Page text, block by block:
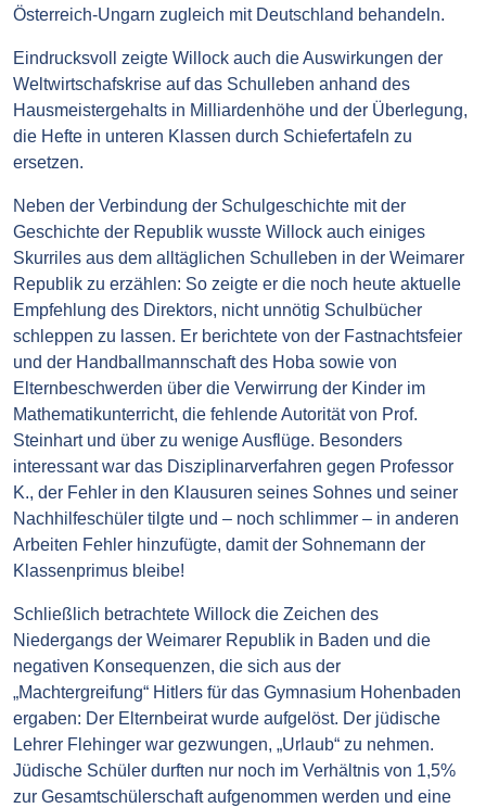
Österreich-Ungarn zugleich mit Deutschland behandeln.
Eindrucksvoll zeigte Willock auch die Auswirkungen der
Weltwirtschafskrise auf das Schulleben anhand des
Hausmeistergehalts in Milliardenhöhe und der Überlegung,
die Hefte in unteren Klassen durch Schiefertafeln zu
ersetzen.
Neben der Verbindung der Schulgeschichte mit der
Geschichte der Republik wusste Willock auch einiges
Skurriles aus dem alltäglichen Schulleben in der Weimarer
Republik zu erzählen: So zeigte er die noch heute aktuelle
Empfehlung des Direktors, nicht unnötig Schulbücher
schleppen zu lassen. Er berichtete von der Fastnachtsfeier
und der Handballmannschaft des Hoba sowie von
Elternbeschwerden über die Verwirrung der Kinder im
Mathematikunterricht, die fehlende Autorität von Prof.
Steinhart und über zu wenige Ausflüge. Besonders
interessant war das Disziplinarverfahren gegen Professor
K., der Fehler in den Klausuren seines Sohnes und seiner
Nachhilfeschüler tilgte und – noch schlimmer – in anderen
Arbeiten Fehler hinzufügte, damit der Sohnemann der
Klassenprimus bleibe!
Schließlich betrachtete Willock die Zeichen des
Niedergangs der Weimarer Republik in Baden und die
negativen Konsequenzen, die sich aus der
„Machtergreifung“ Hitlers für das Gymnasium Hohenbaden
ergaben: Der Elternbeirat wurde aufgelöst. Der jüdische
Lehrer Flehinger war gezwungen, „Urlaub“ zu nehmen.
Jüdische Schüler durften nur noch im Verhältnis von 1,5%
zur Gesamtschülerschaft aufgenommen werden und eine